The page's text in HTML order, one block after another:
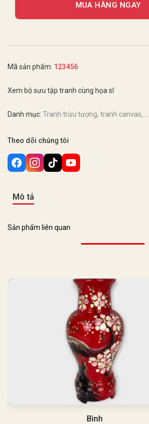
MUA HÀNG NGAY
Mã sản phẩm: 123456
Xem bộ sưu tập tranh cùng họa sĩ
Danh mục: Tranh trừu tượng, tranh canvas, ...
Theo dõi chúng tôi
Mô tả
Sản phẩm liên quan
Bình